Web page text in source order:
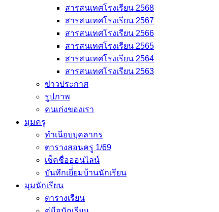
สารสนเทศโรงเรียน 2568
สารสนเทศโรงเรียน 2567
สารสนเทศโรงเรียน 2566
สารสนเทศโรงเรียน 2565
สารสนเทศโรงเรียน 2564
สารสนเทศโรงเรียน 2563
ข่าวประกาศ
รูปภาพ
คนเก่งของเรา
มุมครู
ทำเนียบบุคลากร
ตารางสอนครู 1/69
เช็คชื่อออนไลน์
บันทึกเยี่่ยมบ้านนักเรียน
มุมนักเรียน
ตารางเรียน